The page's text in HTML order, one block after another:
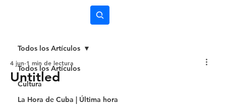
Todos los Artículos
Cultura
La Hora de Cuba | Última hora
Todos los Artículos
Untitled
4 jun 1 min de lectura